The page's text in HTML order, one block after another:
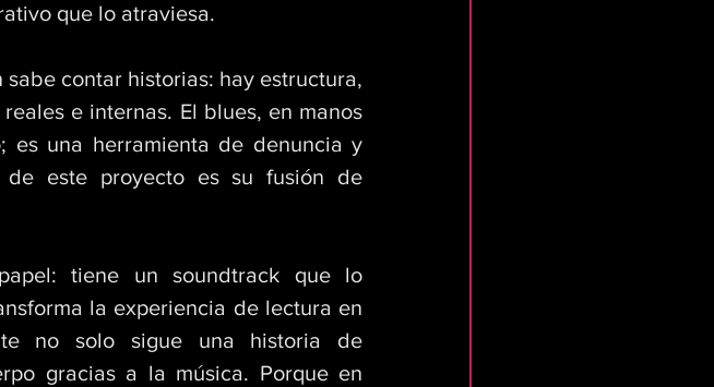
que lo atraviesa.
contar historias: hay estructura,
e internas. El blues, en manos
es una herramienta de denuncia y
de este proyecto es su fusión de
tiene un soundtrack que lo
la experiencia de lectura en
no solo sigue una historia de
gracias a la música. Porque en